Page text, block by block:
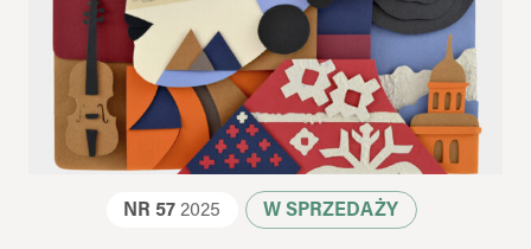
NR 57 2025 W SPRZEDAŻY